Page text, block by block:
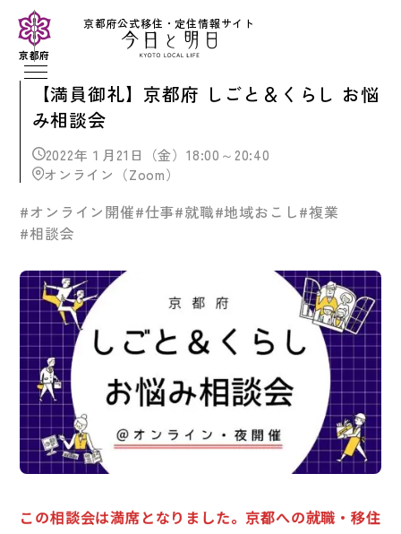
京都府公式移住・定住情報サイト
京都府
【満員御礼】京都府 しごと＆くらし お悩
み相談会
2022年１月21日（金）18:00～20:40
オンライン（Zoom）
#オンライン開催#仕事#就職#地域おこし#複業
#相談会
この相談会は満席となりました。京都への就職・移住